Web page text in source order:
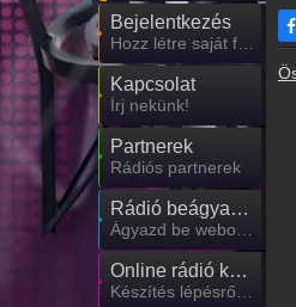
Bejelentkezés
Kapcsolat
Írj nekünk!
Partnerek
Rádiós partnerek
Rádió beágyazás
Online rádió készítés